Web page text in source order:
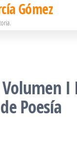
Gómez
Volumen I
Poesía